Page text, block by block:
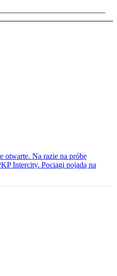
otwarte. Na razie na próbę
Intercity. Pociągi pojadą na